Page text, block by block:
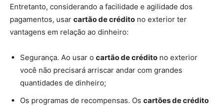
Entretanto, considerando a facilidade e agilidade dos
pagamentos, usar cartão de crédito no exterior ter
vantagens em relação ao dinheiro:
Segurança. Ao usar o cartão de crédito no exterior
você não precisará arriscar andar com grandes
quantidades de dinheiro;
Os programas de recompensas. Os cartões de crédito